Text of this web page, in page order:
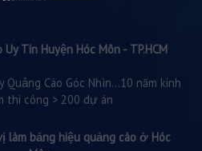
Uy Tín Huyện Hóc Môn - TP.HCM
Quảng Cáo Góc Nhìn...10 năm kinh
thi công > 200 dự án
làm bảng hiệu quảng cáo ở Hóc